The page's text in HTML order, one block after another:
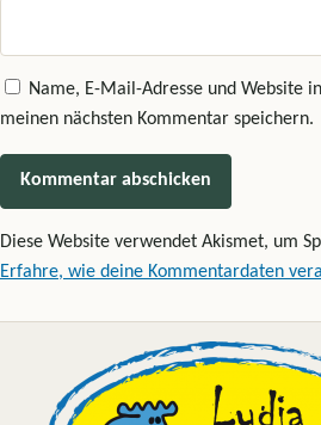
Name, E-Mail-Adresse und Website
meinen nächsten Kommentar speichern.
Diese Website verwendet Akismet, um
Erfahre, wie deine Kommentardaten